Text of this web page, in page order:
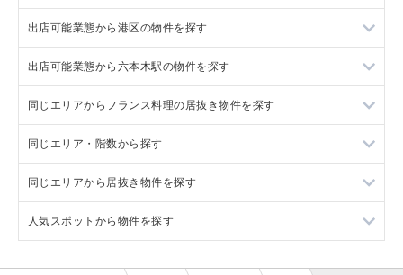
広尾駅の店舗物件・貸店舗・テナント一覧
神谷町駅の店舗物件・貸店舗・テナント一覧
麻布十番駅の店舗物件・貸店舗・テナント一覧
青山一丁目駅の店舗物件・貸店舗・テナント一覧
出店可能業態から港区の物件を探す
港区の軽飲食を出店可能な店舗物件・貸店舗・テナント一覧
港区のバー・クラブを出店可能な店舗物件・貸店舗・テナント
ト一覧
港区のサロンを出店可能な店舗物件・貸店舗・テナント一覧
舗・テナント一覧
出店可能業態から六本木駅の物件を探す
六本木駅の軽飲食を出店可能な店舗物件・貸店舗・テナント一
ント一覧
六本木駅の美容室・理容室を出店可能な店舗物件・貸店舗・テ
ナント一覧
六本木駅のサロンを出店可能な店舗物件・貸店舗・テナント一
同じエリアからフランス料理の居抜き物件を探す
港区のフランス料理の居抜き店舗物件・貸店舗・テナント一覧
六本木駅のフランス料理の居抜き店舗物件・貸店舗・テナント
同じエリア・階数から探す
港区の1階の店舗物件・貸店舗・テナント一覧
六本木駅の1階の店舗物件・貸店舗・テナント一覧
同じエリアから居抜き物件を探す
六本木駅の居抜き店舗物件・貸店舗・テナント一覧
人気スポットから物件を探す